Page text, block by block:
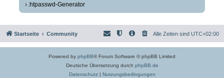
.htpasswd-Generator
Startseite Community Alle Zeiten sind UTC+02:00
Powered by phpBB® Forum Software © phpBB Limited
Deutsche Übersetzung durch phpBB.de
Datenschutz| Nutzungsbedingungen